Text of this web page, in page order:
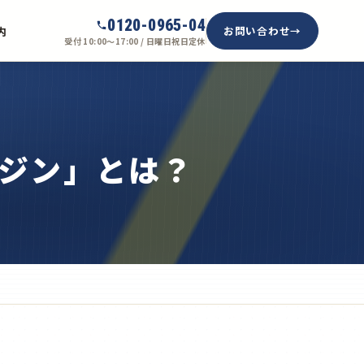
0120-0965-04
受付 10:00〜17:00 / 日曜日祝日定休
お問い合わせ
ン」とは？